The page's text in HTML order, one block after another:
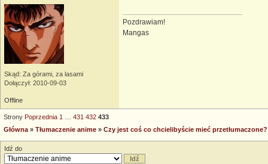
Skąd: Za górami, za lasami
Dołączył: 2010-09-03
Pozdrawiam!
Mangas
Offline
Strony Poprzednia 1 431 432 433
Główna » Tłumaczenie anime » Czy jest coś co chcielibyście mieć
Idź do